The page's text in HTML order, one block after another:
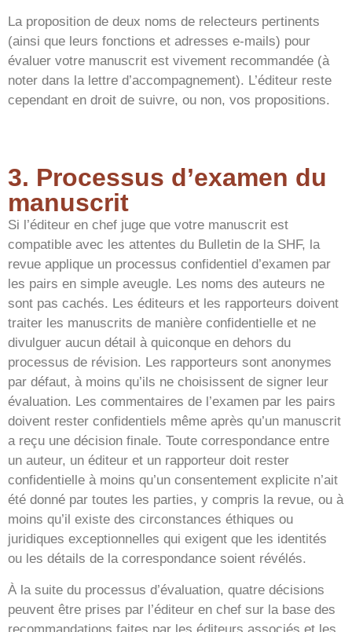
La proposition de deux noms de relecteurs pertinents
(ainsi que leurs fonctions et adresses e-mails) pour
évaluer votre manuscrit est vivement recommandée (à
noter dans la lettre d’accompagnement). L’éditeur reste
cependant en droit de suivre, ou non, vos propositions.
3. Processus d’examen du
manuscrit
Si l’éditeur en chef juge que votre manuscrit est
compatible avec les attentes du Bulletin de la SHF, la
revue applique un processus confidentiel d’examen par
les pairs en simple aveugle. Les noms des auteurs ne
sont pas cachés. Les éditeurs et les rapporteurs doivent
traiter les manuscrits de manière confidentielle et ne
divulguer aucun détail à quiconque en dehors du
processus de révision. Les rapporteurs sont anonymes
par défaut, à moins qu’ils ne choisissent de signer leur
évaluation. Les commentaires de l’examen par les pairs
doivent rester confidentiels même après qu’un manuscrit
a reçu une décision finale. Toute correspondance entre
un auteur, un éditeur et un rapporteur doit rester
confidentielle à moins qu’un consentement explicite n’ait
été donné par toutes les parties, y compris la revue, ou à
moins qu’il existe des circonstances éthiques ou
juridiques exceptionnelles qui exigent que les identités
ou les détails de la correspondance soient révélés.
À la suite du processus d’évaluation, quatre décisions
peuvent être prises par l’éditeur en chef sur la base des
recommandations faites par les éditeurs associés et les